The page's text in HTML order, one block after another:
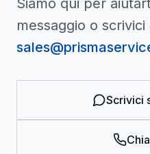
Siamo qui per
messaggio o scrivici
Scrivici